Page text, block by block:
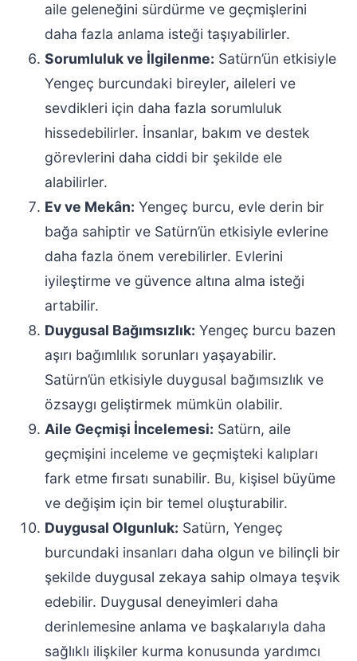
aile geleneğini sürdürme ve geçmişlerini
daha fazla anlama isteği taşıyabilirler.
Sorumluluk ve İlgilenme: Satürn’ün etkisiyle
Yengeç burcundaki bireyler, aileleri ve
sevdikleri için daha fazla sorumluluk
hissedebilirler. İnsanlar, bakım ve destek
görevlerini daha ciddi bir şekilde ele
alabilirler.
Ev ve Mekân: Yengeç burcu, evle derin bir
bağa sahiptir ve Satürn’ün etkisiyle evlerine
daha fazla önem verebilirler. Evlerini
iyileştirme ve güvence altına alma isteği
artabilir.
Duygusal Bağımsızlık: Yengeç burcu bazen
aşırı bağımlılık sorunları yaşayabilir.
Satürn’ün etkisiyle duygusal bağımsızlık ve
özsaygı geliştirmek mümkün olabilir.
Aile Geçmişi İncelemesi: Satürn, aile
geçmişini inceleme ve geçmişteki kalıpları
fark etme fırsatı sunabilir. Bu, kişisel büyüme
ve değişim için bir temel oluşturabilir.
Duygusal Olgunluk: Satürn, Yengeç
burcundaki insanları daha olgun ve bilinçli bir
şekilde duygusal zekaya sahip olmaya teşvik
edebilir. Duygusal deneyimleri daha
derinlemesine anlama ve başkalarıyla daha
sağlıklı ilişkiler kurma konusunda yardımcı